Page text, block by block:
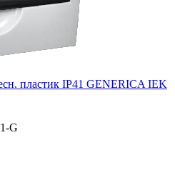
пластик IP41 GENERICA IEK
G